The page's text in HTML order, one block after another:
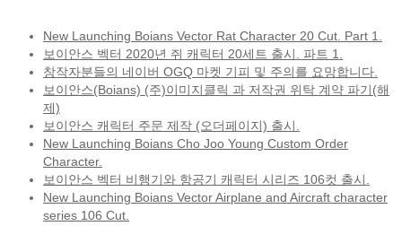
New Launching Boians Vector Rat Character 20 Cut. Part 1.
보이안스 벡터 2020년 쥐 캐릭터 20세트 출시. 파트 1.
창작자분들의 네이버 OGQ 마켓 기피 및 주의를 요망합니다.
보이안스(Boians) (주)이미지클릭 과 저작권 위탁 계약 파기(해
제)
보이안스 캐릭터 주문 제작 (오더페이지) 출시.
New Launching Boians Cho Joo Young Custom Order
Character.
보이안스 벡터 비행기와 항공기 캐릭터 시리즈 106컷 출시.
New Launching Boians Vector Airplane and Aircraft character
series 106 Cut.